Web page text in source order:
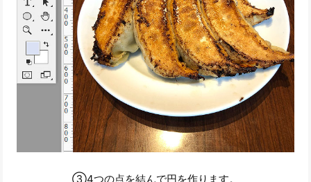
③4つの点を結んで円を作ります。